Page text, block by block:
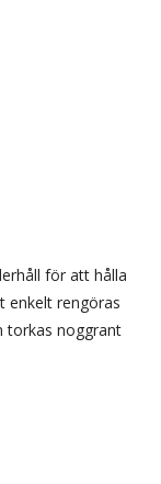
för att hålla
enkelt rengöras
torkas noggrant